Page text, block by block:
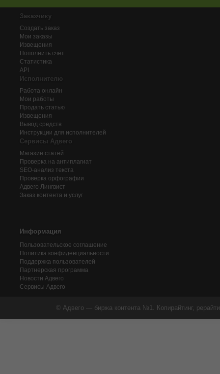
Заказчику
Создать заказ
Мои заказы
Извещения
Пополнить счёт
Статистика
API
Исполнителю
Работа онлайн
Мои работы
Продать статью
Извещения
Вывод средств
Инструкции для исполнителей
Сервисы Адвего
Магазин статей
Проверка на антиплагиат
SEO-анализ текста
Проверка орфографии
Адвего Лингвист
Заказ контента и услуг
Информация
Пользовательское соглашение
Политика конфиденциальности
Поддержка пользователей
Партнерская программа
Новости Адвего
Сервисы Адвего
© Адвего — биржа контента №1. Копирайтинг,